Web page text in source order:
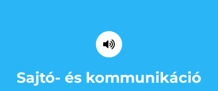
Sajtó- és kommunikáció